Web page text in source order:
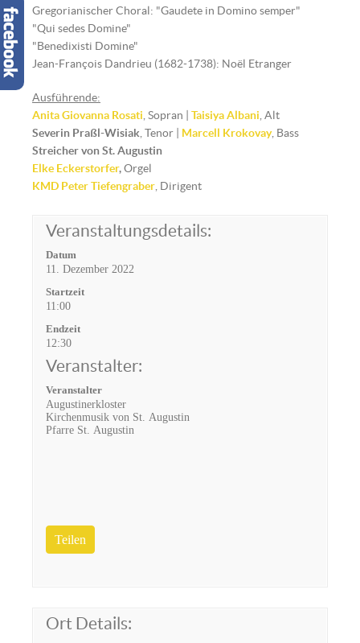
Gregorianischer Choral: "Gaudete in Domino semper"
"Qui sedes Domine"
"Benedixisti Domine"
Jean-François Dandrieu (1682-1738): Noël Etranger
Ausführende:
Anita Giovanna Rosati , Sopran | Taisiya Albani , Alt
Severin Praßl-Wisiak , Tenor | Marcell Krokovay, Bass
Streicher von St. Augustin
Elke Eckerstorfer,Orgel
KMD Peter Tiefengraber , Dirigent
Veranstaltungsdetails:
Datum
11. Dezember 2022
Startzeit
11:00
Endzeit
12:30
Veranstalter:
Veranstalter
Augustinerkloster
Kirchenmusik von St. Augustin
Pfarre St. Augustin
Teilen
Ort Details: